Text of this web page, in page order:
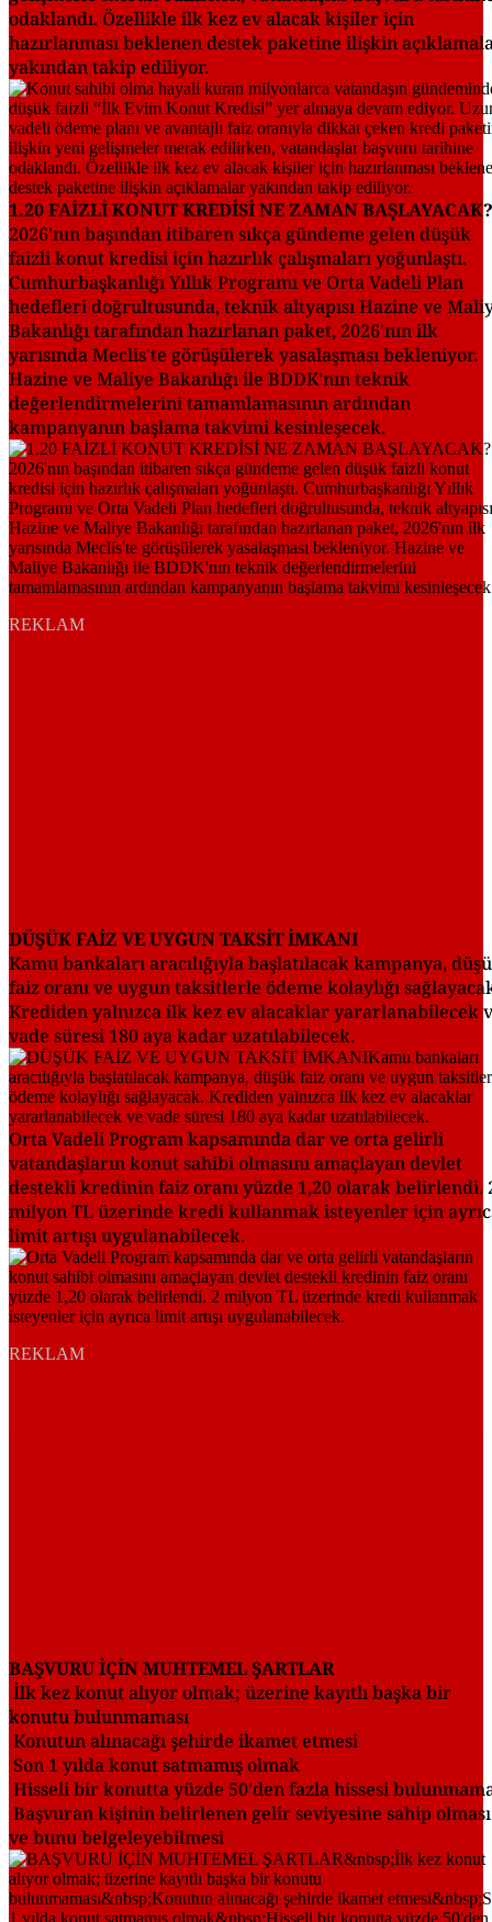
odaklandı. Özellikle ilk kez ev alacak kişiler için
hazırlanması beklenen destek paketine ilişkin
yakından takip ediliyor.
1.20 FAİZLİ KONUT KREDİSİ NE ZAMAN BAŞLAYACAK?
2026'nın başından itibaren sıkça gündeme gelen düşük
faizli konut kredisi için hazırlık çalışmaları yoğunlaştı.
Cumhurbaşkanlığı Yıllık Programı ve Orta Vadeli Plan
hedefleri doğrultusunda, teknik altyapısı Hazine ve
Bakanlığı tarafından hazırlanan paket, 2026'nın ilk
yarısında Meclis'te görüşülerek yasalaşması bekleniyor.
Hazine ve Maliye Bakanlığı ile BDDK'nın teknik
değerlendirmelerini tamamlamasının ardından
kampanyanın başlama takvimi kesinleşecek.
REKLAM
DÜŞÜK FAİZ VE UYGUN TAKSİT İMKANI
Kamu bankaları aracılığıyla başlatılacak kampanya,
faiz oranı ve uygun taksitlerle ödeme kolaylığı
Krediden yalnızca ilk kez ev alacaklar yararlanabilecek
vade süresi 180 aya kadar uzatılabilecek.
Orta Vadeli Program kapsamında dar ve orta gelirli
vatandaşların konut sahibi olmasını amaçlayan devlet
destekli kredinin faiz oranı yüzde 1,20 olarak belirlendi.
milyon TL üzerinde kredi kullanmak isteyenler için
limit artışı uygulanabilecek.
REKLAM
BAŞVURU İÇİN MUHTEMEL ŞARTLAR
İlk kez konut alıyor olmak; üzerine kayıtlı başka bir
konutu bulunmaması
Konutun alınacağı şehirde ikamet etmesi
Son 1 yılda konut satmamış olmak
Hisseli bir konutta yüzde 50'den fazla hissesi
Başvuran kişinin belirlenen gelir seviyesine sahip olması
ve bunu belgeleyebilmesi